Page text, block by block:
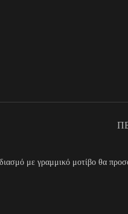
με γραμμικό μοτίβο θα